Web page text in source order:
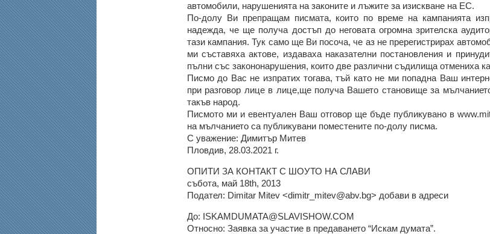
автомобили, нарушенията на законите и лъжите за изискване на ЕС.
По-долу Ви препращам писмата, които по време на кампанията
надежда, че ще получа достъп до неговата огромна зрителска
тази кампания. Тук само ще Ви посоча, че аз не пререгистрирах
ми съставяха актове, издаваха наказателни постановления и
пълни със закононарушения, които две различни съдилища отмениха
Писмо до Вас не изпратих тогава, тъй като не ми попадна Ваш
при разговор лице в лице,ще получа Вашето становище за
такъв народ.
Писмото ми и евентуален Ваш отговор ще бъде публикувано в
на мълчанието са публикувани поместените по-долу писма.
С уважение: Димитър Митев
Пловдив, 28.03.2021 г.
ОПИТИ ЗА КОНТАКТ С ШОУТО НА СЛАВИ
събота, май 18th, 2013
Подател: Dimitar Mitev <dimitr_mitev@abv.bg> добави в адреси
До: ISKAMDUMATA@SLAVISHOW.COM
Относно: Заявка за участие в предаването “Искам думата”.